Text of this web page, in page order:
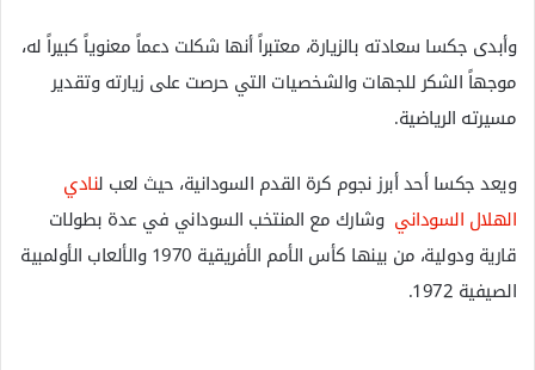
وأبدى جكسا سعادته بالزيارة، معتبراً أنها شكلت دعماً معنوياً كبيراً له،
موجهاً الشكر للجهات والشخصيات التي حرصت على زيارته وتقدير
مسيرته الرياضية.
ويعد جكسا أحد أبرز نجوم كرة القدم السودانية، حيث لعب لنادي
الهلال السوداني وشارك مع المنتخب السوداني في عدة بطولات
قارية ودولية، من بينها كأس الأمم الأفريقية 1970 والألعاب الأولمبية
الصيفية 1972.